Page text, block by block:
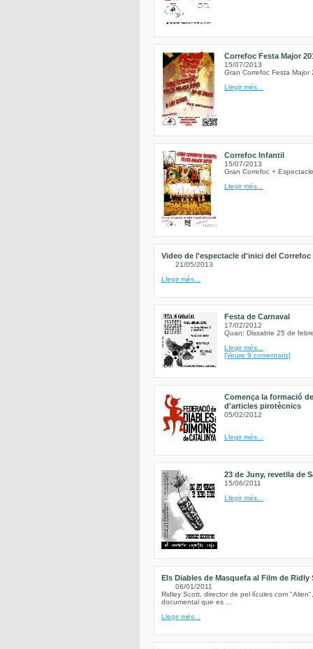
Correfoc Festa Major
15/07/2013
Gran Correfoc Festa
Llegir més...
Correfoc Infantil
15/07/2013
Gran Correfoc +
Llegir més...
Video de l'espectacle d'inici del Correfoc
21/05/2013
Llegir més...
Festa de Carnaval
17/02/2012
Quan: Dissabte 25 de
Llegir més...
[Veure 9 comentaris]
Comença la formació
d'articles pirotècnics
05/02/2012
Llegir més...
23 de Juny, revetlla de
15/06/2011
Llegir més...
Els Diables de Masquefa al Film de Ridly
06/01/2011
Ridley Scott, director de pel·lícules com
documental que es ...
Llegir més...